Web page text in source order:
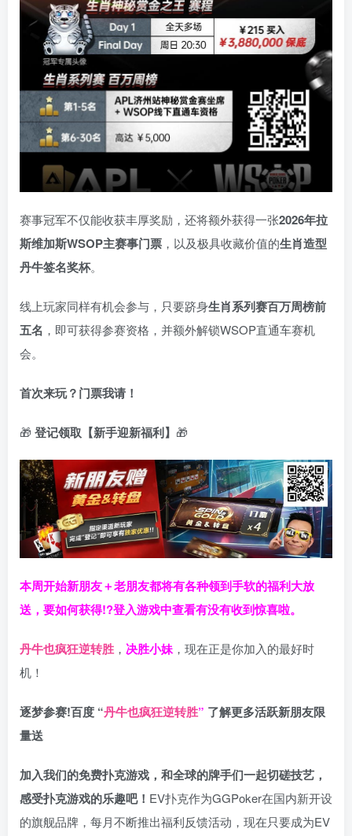
赛事冠军不仅能收获丰厚奖励，还将额外获得一张2026年拉
斯维加斯WSOP主赛事门票 ，以及极具收藏价值的生肖造型
丹牛签名奖杯。
线上玩家同样有机会参与，只要跻身生肖系列赛百万周榜前
五名 ，即可获得参赛资格，并额外解锁WSOP直通车赛机
会。
首次来玩？门票我请！
🎁 登记领取【新手迎新福利】 🎁
本周开始新朋友＋老朋友都将有各种领到手软的福利大放
送，要如何获得!?登入游戏中查看有没有收到惊喜啦。
丹牛也疯狂逆转胜 ， 决胜小妹 ，现在正是你加入的最好时
机！
逐梦参赛!百度 “丹牛也疯狂逆转胜” 了解更多活跃新朋友限
量送
加入我们的免费扑克游戏，和全球的牌手们一起切磋技艺，
感受扑克游戏的乐趣吧！ EV扑克作为GGPoker在国内新开设
的旗舰品牌，每月不断推出福利反馈活动，现在只要成为EV